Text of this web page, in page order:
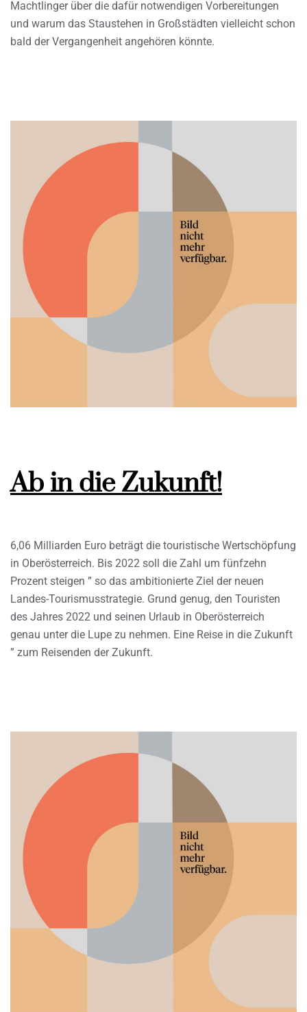
Machtlinger über die dafür notwendigen Vorbereitungen
und warum das Staustehen in Großstädten vielleicht schon
bald der Vergangenheit angehören könnte.
Ab in die Zukunft!
6,06 Milliarden Euro beträgt die touristische Wertschöpfung
in Oberösterreich. Bis 2022 soll die Zahl um fünfzehn
Prozent steigen ” so das ambitionierte Ziel der neuen
Landes-Tourismusstrategie. Grund genug, den Touristen
des Jahres 2022 und seinen Urlaub in Oberösterreich
genau unter die Lupe zu nehmen. Eine Reise in die Zukunft
” zum Reisenden der Zukunft.